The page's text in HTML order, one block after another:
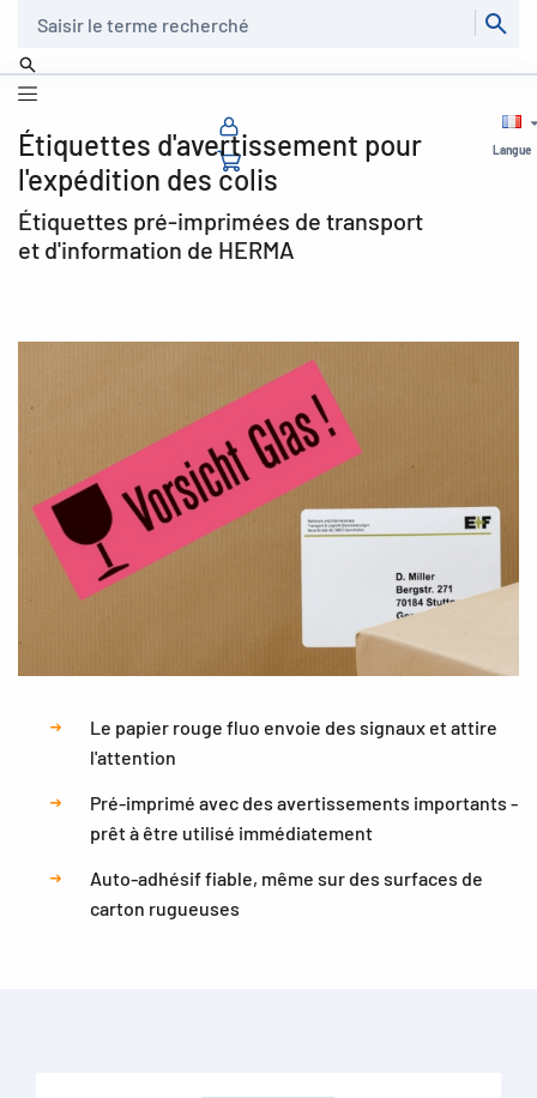
Langue
Étiquettes d'avertissement pour
l'expédition des colis
Étiquettes pré-imprimées de transport
et d'information de HERMA
Le papier rouge fluo envoie des signaux et attire
l'attention
Pré-imprimé avec des avertissements importants -
prêt à être utilisé immédiatement
Auto-adhésif fiable, même sur des surfaces de
carton rugueuses